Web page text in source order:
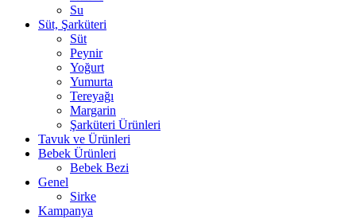
Su
Süt, Şarküteri
Süt
Peynir
Yoğurt
Yumurta
Tereyağı
Margarin
Şarküteri Ürünleri
Tavuk ve Ürünleri
Bebek Ürünleri
Bebek Bezi
Genel
Sirke
Kampanya